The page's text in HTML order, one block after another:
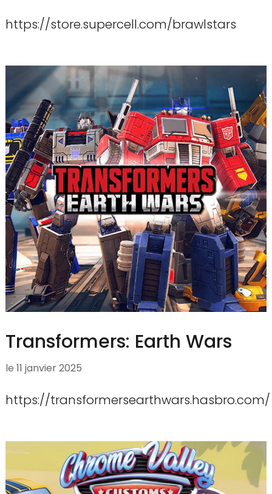
https://store.supercell.com/brawlstars
Transformers: Earth Wars
le 11 janvier 2025
https://transformersearthwars.hasbro.com/